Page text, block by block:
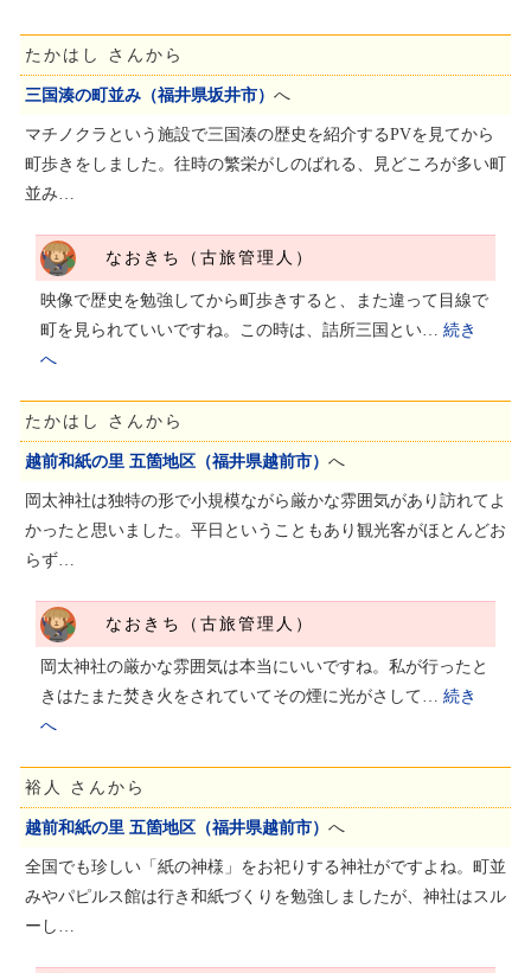
たかはし さんから
三国湊の町並み（福井県坂井市） へ
マチノクラという施設で三国湊の歴史を紹介するPVを見てから
町歩きをしました。往時の繁栄がしのばれる、見どころが多い町
並み…
なおきち（古旅管理人）
映像で歴史を勉強してから町歩きすると、また違って目線で
町を見られていいですね。この時は、詰所三国とい… 続き
へ
たかはし さんから
越前和紙の里 五箇地区（福井県越前市） へ
岡太神社は独特の形で小規模ながら厳かな雰囲気があり訪れてよ
かったと思いました。平日ということもあり観光客がほとんどお
らず…
なおきち（古旅管理人）
岡太神社の厳かな雰囲気は本当にいいですね。私が行ったと
きはたまた焚き火をされていてその煙に光がさして… 続き
へ
裕人 さんから
越前和紙の里 五箇地区（福井県越前市） へ
全国でも珍しい「紙の神様」をお祀りする神社がですよね。町並
みやパピルス館は行き和紙づくりを勉強しましたが、神社はスル
ーし…